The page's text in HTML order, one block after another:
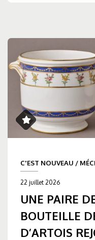
C'EST NOUVEAU /
22 juillet 2026
UNE PAIRE
BOUTEILLE
D’ARTOIS